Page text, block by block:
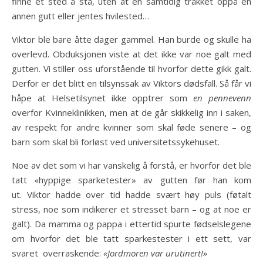
annen gutt eller jentes hvilested…
Viktor ble bare åtte dager gammel. Han burde og skulle ha
overlevd. Obduksjonen viste at det ikke var noe galt med
gutten. Vi stiller oss uforstående til hvorfor dette gikk galt.
Derfor er det blitt en tilsynssak av Viktors dødsfall. Så får vi
håpe at Helsetilsynet ikke opptrer somen pennevenn
overfor Kvinneklinikken, men at de går skikkelig inn i saken,
av respekt for andre kvinner som skal føde senere – og
barn som skal bli forløst ved universitetssykehuset.
Noe av det som vi har vanskelig å forstå, er hvorfor det ble
tatt «hyppige sparketester» av gutten før han kom
ut. Viktor hadde over tid hadde svært høy puls (føtalt
stress, noe som indikerer et stresset barn – og at noe er
galt). Da mamma og pappa i ettertid spurte fødselslegene
om hvorfor det ble tatt sparkestester i ett sett, var
svaret overraskende: «Jordmoren var urutinert!»